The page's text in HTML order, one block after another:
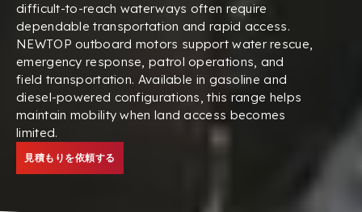
difficult-to-reach waterways often require
dependable transportation and rapid access.
NEWTOP outboard motors support water rescue,
emergency response,patrol operations, and
field transportation. Available in gasoline and
diesel-powered configurations,this range helps
maintain mobility when land access becomes
limited.
見積もりを依頼する